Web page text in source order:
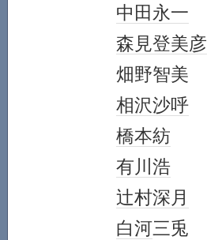
中田永一
森見登美彦
畑野智美
相沢沙呼
橋本紡
有川浩
辻村深月
白河三兎